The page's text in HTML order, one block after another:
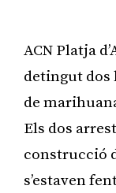
ACN Platja
detingut dos
de
Els dos
construcció
s’estaven